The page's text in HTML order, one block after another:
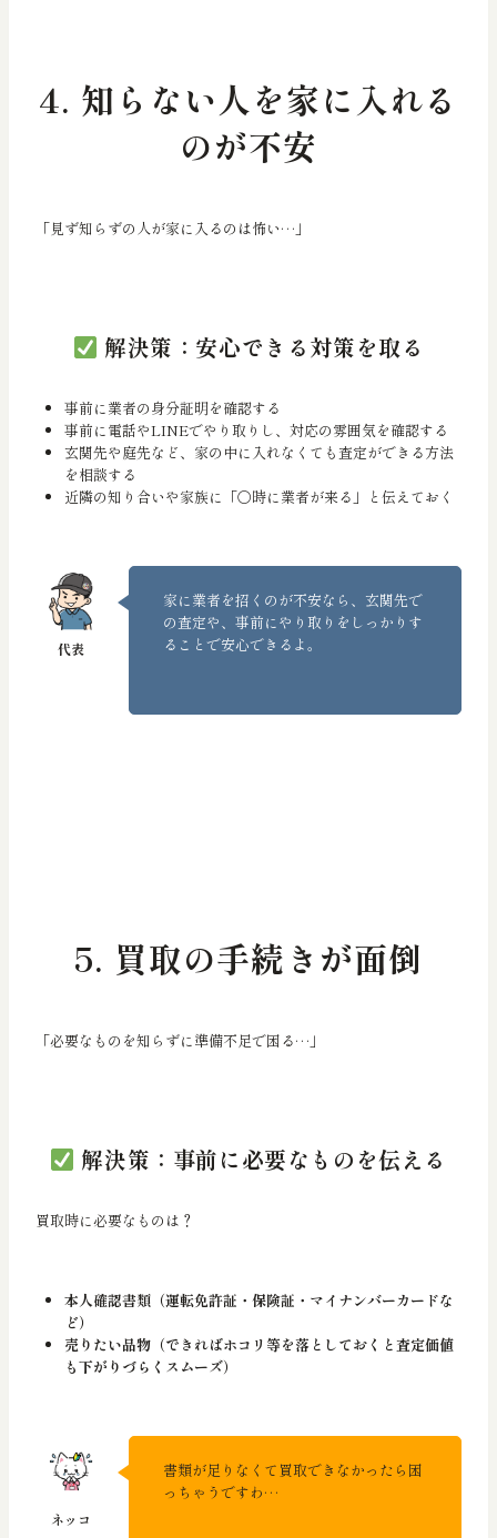
4. 知らない人を家に入れる
のが不安
「見ず知らずの人が家に入るのは怖い…」
解決策：安心できる対策を取る
事前に業者の身分証明を確認する
事前に電話やLINEでやり取りし、対応の雰囲気を確認する
玄関先や庭先など、家の中に入れなくても査定ができる方法
を相談する
近隣の知り合いや家族に「〇時に業者が来る」と伝えておく
家に業者を招くのが不安なら、玄関先で
の査定や、事前にやり取りをしっかりす
ることで安心できるよ。
5. 買取の手続きが面倒
「必要なものを知らずに準備不足で困る…」
解決策：事前に必要なものを伝える
買取時に必要なものは？
本人確認書類（運転免許証・保険証・マイナンバーカードな
ど）
売りたい品物（できればホコリ等を落としておくと査定価値
も下がりづらくスムーズ）
書類が足りなくて買取できなかったら困
っちゃうですわ…